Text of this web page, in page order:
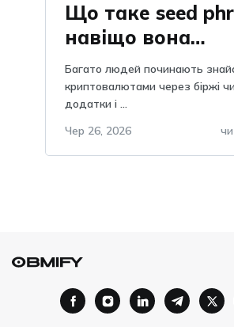
Що таке seed
навіщо вона
потрібна,
та важливість,
не можна
telegram?
Багато людей починають
криптовалютами через біржі чи
додатки і ...
Чер 26, 2026